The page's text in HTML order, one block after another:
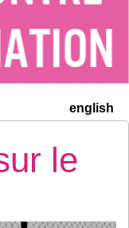
english
le